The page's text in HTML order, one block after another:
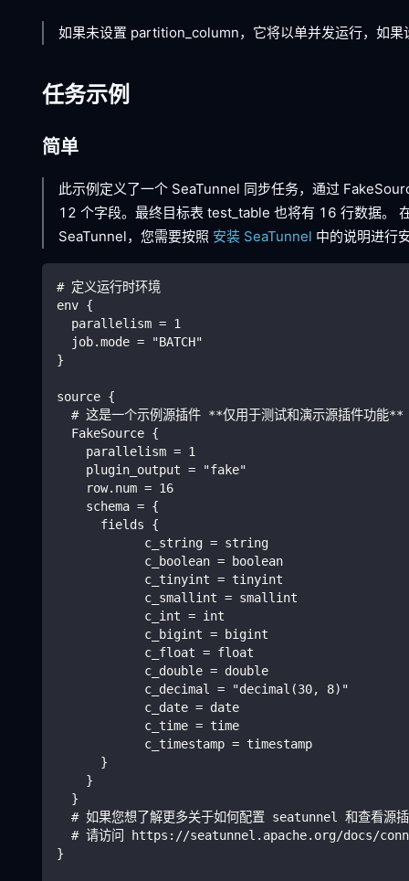
如果未设置 partition_column，它将以单并发运行，如
任务示例
简单
此示例定义了一个 SeaTunnel 同步任务，通过
12 个字段。最终目标表 test_table 也将有 16 行数据。
SeaTunnel，您需要按照 安装 SeaTunnel 中的说明进行
# 定义运行时环境
env {
  parallelism = 1
  job.mode = "BATCH"
}
source {
  # 这是一个示例源插件 **仅用于测试和演示源插件功能**
  FakeSource {
    parallelism = 1
    plugin_output = "fake"
    row.num = 16
    schema = {
      fields {
            c_string = string
            c_boolean = boolean
            c_tinyint = tinyint
            c_smallint = smallint
            c_int = int
            c_bigint = bigint
            c_float = float
            c_double = double
            c_decimal = "decimal(30, 8)"
            c_date = date
            c_time = time
            c_timestamp = timestamp
      }
    }
  }
# 如果您想了解更多关于如何配置 seatunnel 和查看源
# 请访问 https://seatunnel.apache.org/docs/
}